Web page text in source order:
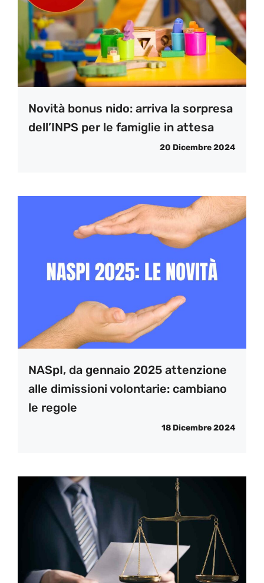
Novità bonus nido: arriva la sorpresa
dell’INPS per le famiglie in attesa
20 Dicembre 2024
NASpI, da gennaio 2025 attenzione
alle dimissioni volontarie: cambiano
le regole
18 Dicembre 2024